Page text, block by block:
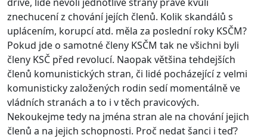
znechucení z chování jejích členů. Kolik skandálů s
uplácením, korupcí atd. měla za poslední roky KSČM?
Pokud jde o samotné členy KSČM tak ne všichni byli
členy KSČ před revolucí. Naopak většina tehdejších
členů komunistických stran, či lidé pocházející z velmi
komunisticky založených rodin sedí momentálně ve
vládních stranách a to i v těch pravicových.
Nekoukejme tedy na jména stran ale na chování jejich
členů a na jejich schopnosti. Proč nedat šanci i teď?